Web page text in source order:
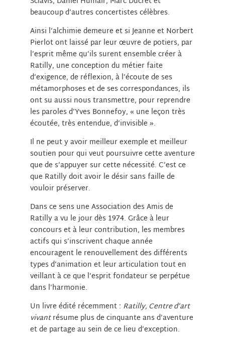
beaucoup d’autres concertistes célèbres.
Ainsi l’alchimie demeure et si Jeanne et Norbert
Pierlot ont laissé par leur œuvre de potiers, par
l’esprit même qu’ils surent ensemble créer à
Ratilly, une conception du métier faite
d’exigence, de réflexion, à l’écoute de ses
métamorphoses et de ses correspondances, ils
ont su aussi nous transmettre, pour reprendre
les paroles d’Yves Bonnefoy, « une leçon très
écoutée, très entendue, d’invisible ».
Il ne peut y avoir meilleur exemple et meilleur
soutien pour qui veut poursuivre cette aventure
que de s’appuyer sur cette nécessité. C’est ce
que Ratilly doit avoir le désir sans faille de
vouloir préserver.
Dans ce sens une Association des Amis de
Ratilly a vu le jour dès 1974. Grâce à leur
concours et à leur contribution, les membres
actifs qui s’inscrivent chaque année
encouragent le renouvellement des différents
types d’animation et leur articulation tout en
veillant à ce que l’esprit fondateur se perpétue
dans l’harmonie.
Un livre édité récemment : Ratilly, Centre d’art
vivantrésume plus de cinquante ans d’aventure
et de partage au sein de ce lieu d’exception.